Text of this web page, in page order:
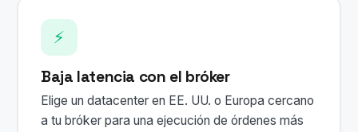
⚡
Baja latencia con el bróker
Elige un datacenter en EE. UU. o Europa cercano
a tu bróker para una ejecución de órdenes más